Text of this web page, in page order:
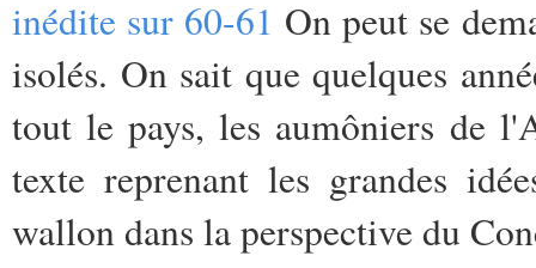
inédite sur 60-61 On peut se
isolés. On sait que quelques
tout le pays, les aumôniers de
texte reprenant les grandes
wallon dans la perspective du